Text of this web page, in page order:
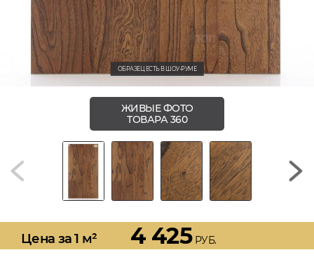
ОБРАЗЕЦ ЕСТЬ В ШОУ-РУМЕ
ЖИВЫЕ ФОТО
ТОВАРА 360
Цена за 1 м² 4 425РУБ.